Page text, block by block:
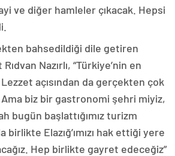
ve diğer hamleler çıkacak. Hepsi
bahsedildiği dile getiren
Nazırlı, “Türkiye’nin en
açısından da gerçekten çok
biz bir gastronomi şehri miyiz,
bugün başlattığımız turizm
Elazığ’ımızı hak ettiği yere
Hep birlikte gayret edeceğiz”